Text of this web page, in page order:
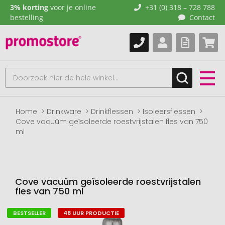
3% korting voor je online
bestelling
+31 (0) 318 – 728 788
Contact
Home Drinkware Drinkflessen
Isoleersflessen
Cove vacuüm geïsoleerde roestvrijstalen fles van 750
ml
Cove vacuüm geïsoleerde roestvrijstalen
fles van 750 ml
Naar
BESTSELLER 48 UUR PRODUCTIE